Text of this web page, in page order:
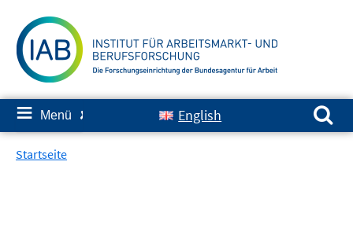
zum
Inhalt
≡ Menü ✘ English
Suchen nach:
Startseite